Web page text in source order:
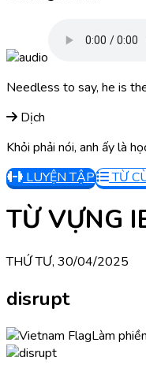
Needless to say, he is
Dịch
Khỏi phải nói, anh ấy là
LUYỆN TẬP
TỪ
TỪ VỰNG
THỨ TƯ, 30/04/2025
disrupt
Làm phiền